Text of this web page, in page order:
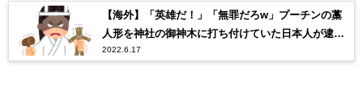
【海外】「英雄だ！」「無罪だろw」プーチンの藁
人形を神社の御神木に打ち付けていた日本人が逮捕
されるw
2022.6.17